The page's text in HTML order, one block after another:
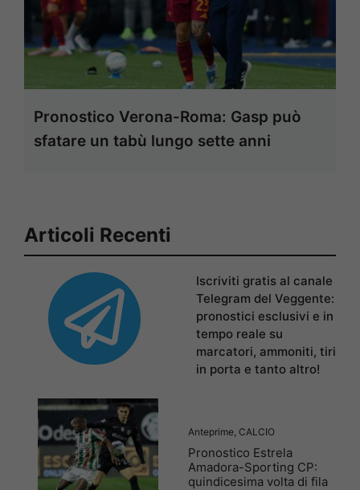
Pronostico Verona-Roma: Gasp può
sfatare un tabù lungo sette anni
Articoli Recenti
Iscriviti gratis al canale
Telegram del Veggente:
pronostici esclusivi e in
tempo reale su
marcatori, ammoniti, tiri
in porta e tanto altro!
Anteprime CALCIO
Pronostico Estrela
Amadora-Sporting CP:
quindicesima volta di fila